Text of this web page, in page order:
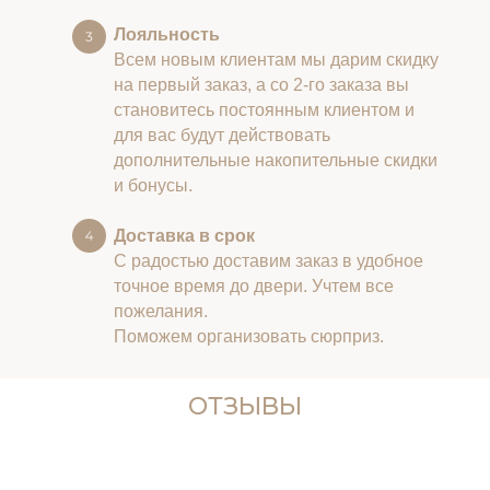
Лояльность
Всем новым клиентам мы дарим скидку
на первый заказ, а со 2-го заказа вы
становитесь постоянным клиентом и
для вас будут действовать
дополнительные накопительные скидки
и бонусы.
Доставка в срок
С радостью доставим заказ в удобное
точное время до двери. Учтем все
пожелания.
Поможем организовать сюрприз.
ОТЗЫВЫ